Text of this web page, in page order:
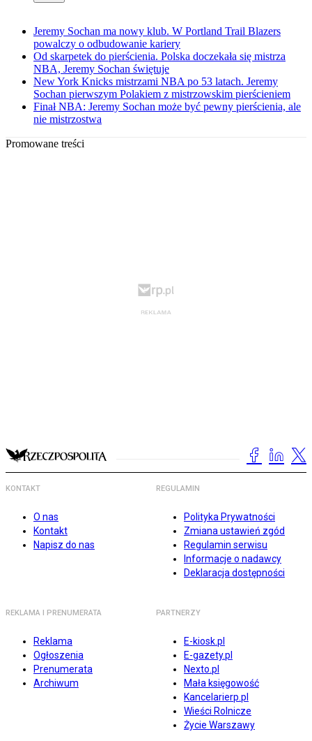
Jeremy Sochan ma nowy klub. W Portland Trail Blazers
powalczy o odbudowanie kariery
Od skarpetek do pierścienia. Polska doczekała się mistrza
NBA, Jeremy Sochan świętuje
New York Knicks mistrzami NBA po 53 latach. Jeremy
Sochan pierwszym Polakiem z mistrzowskim pierścieniem
Finał NBA: Jeremy Sochan może być pewny pierścienia, ale
nie mistrzostwa
Promowane treści
KONTAKT
O nas
Kontakt
Napisz do nas
REGULAMIN
Polityka Prywatności
Zmiana ustawień zgód
Regulamin serwisu
Informacje o nadawcy
Deklaracja dostępności
REKLAMA I PRENUMERATA
Reklama
Ogłoszenia
Prenumerata
Archiwum
PARTNERZY
E-kiosk.pl
E-gazety.pl
Nexto.pl
Mała księgowość
Kancelarierp.pl
Wieści Rolnicze
Życie Warszawy